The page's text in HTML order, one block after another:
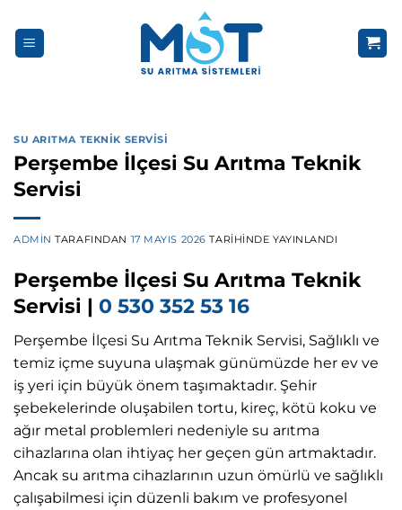
atla
SU ARITMA TEKNIK SERVISI
Perşembe İlçesi Su Arıtma Teknik
Servisi
ADMIN TARAFINDAN 17 MAYIS 2026 TARIHINDE YAYINLANDI
Perşembe İlçesi Su Arıtma Teknik
Servisi | 0 530 352 53 16
Perşembe İlçesi Su Arıtma Teknik Servisi, Sağlıklı ve
temiz içme suyuna ulaşmak günümüzde her ev ve
iş yeri için büyük önem taşımaktadır. Şehir
şebekelerinde oluşabilen tortu, kireç, kötü koku ve
ağır metal problemleri nedeniyle su arıtma
cihazlarına olan ihtiyaç her geçen gün artmaktadır.
Ancak su arıtma cihazlarının uzun ömürlü ve sağlıklı
çalışabilmesi için düzenli bakım ve profesyonel